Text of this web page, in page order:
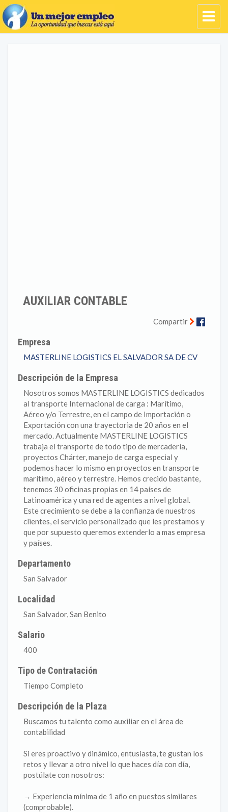
AUXILIAR CONTABLE
Compartir
Empresa
MASTERLINE LOGISTICS EL SALVADOR SA DE CV
Descripción de la Empresa
Nosotros somos MASTERLINE LOGISTICS dedicados
al transporte Internacional de carga : Marítimo,
Aéreo y/o Terrestre, en el campo de Importación o
Exportación con una trayectoria de 20 años en el
mercado. Actualmente MASTERLINE LOGISTICS
trabaja el transporte de todo tipo de mercadería,
proyectos Chárter, manejo de carga especial y
podemos hacer lo mismo en proyectos en transporte
marítimo, aéreo y terrestre. Hemos crecido bastante,
tenemos 30 oficinas propias en 14 países de
Latinoamérica y una red de agentes a nivel global.
Este crecimiento se debe a la confianza de nuestros
clientes, el servicio personalizado que les prestamos y
que por supuesto queremos extenderlo a mas empresa
y países.
Departamento
San Salvador
Localidad
San Salvador, San Benito
Salario
400
Tipo de Contratación
Tiempo Completo
Descripción de la Plaza
Buscamos tu talento como auxiliar en el área de
contabilidad
Si eres proactivo y dinámico, entusiasta, te gustan los
retos y llevar a otro nivel lo que haces día con día,
postúlate con nosotros:
→ Experiencia mínima de 1 año en puestos similares
(comprobable).